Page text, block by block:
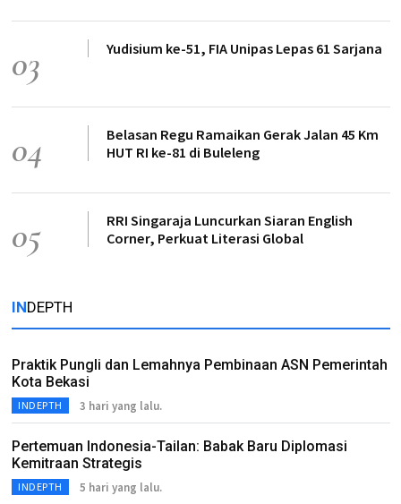
03 Yudisium ke-51, FIA Unipas Lepas 61 Sarjana
04
Belasan Regu Ramaikan Gerak Jalan 45 Km
HUT RI ke-81 di Buleleng
05
RRI Singaraja Luncurkan Siaran English
Corner, Perkuat Literasi Global
INDEPTH
Praktik Pungli dan Lemahnya Pembinaan ASN Pemerintah
Kota Bekasi
INDEPTH 3 hari yang lalu.
Pertemuan Indonesia-Tailan: Babak Baru Diplomasi
Kemitraan Strategis
INDEPTH 5 hari yang lalu.